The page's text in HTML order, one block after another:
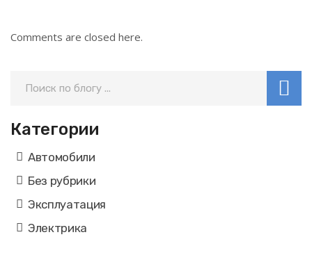
Comments are closed here.
Категории
Автомобили
Без рубрики
Эксплуатация
Электрика